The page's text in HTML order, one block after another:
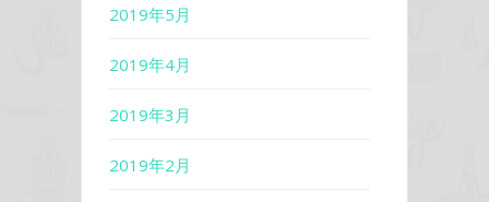
2019年5月
2019年4月
2019年3月
2019年2月